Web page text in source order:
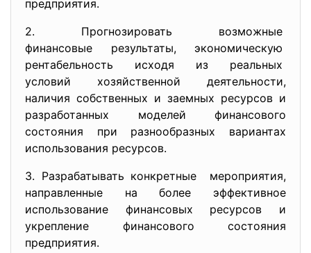
предприятия.
2. Прогнозировать возможные
финансовые результаты, экономическую
рентабельность исходя из реальных
условий хозяйственной деятельности,
наличия собственных и заемных ресурсов и
разработанных моделей финансового
состояния при разнообразных вариантах
использования ресурсов.
3. Разрабатывать конкретные мероприятия,
направленные на более эффективное
использование финансовых ресурсов и
укрепление финансового состояния
предприятия.